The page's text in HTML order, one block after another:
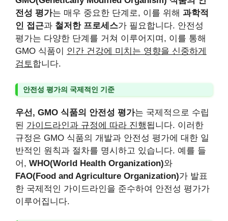
전성 평가는 매우 중요한 단계로, 이를 위해 과학적
인 접근과 철저한 프로세스가 필요합니다. 안전성
평가는 다양한 단계를 거쳐 이루어지며, 이를 통해
GMO 식품이 인간 건강에 미치는 영향을 신중하게
검토합니다.
안전성 평가의 국제적인 기준
우선, GMO 식품의 안전성 평가는 국제적으로 수립
된 가이드라인과 규정에 따라 진행됩니다. 이러한
규정은 GMO 식품의 개발과 안전성 평가에 대한 일
반적인 원칙과 절차를 명시하고 있습니다. 예를 들
어, WHO(World Health Organization)와
FAO(Food and Agriculture Organization)가 발표
한 국제적인 가이드라인을 준수하여 안전성 평가가
이루어집니다.